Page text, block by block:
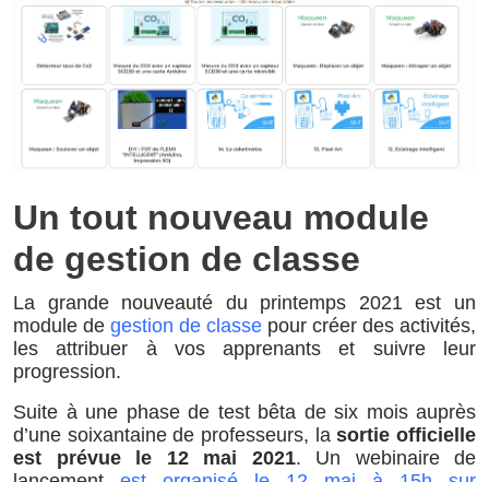
Un tout nouveau module
de gestion de classe
La grande nouveauté du printemps 2021 est un
module de gestion de classe pour créer des activités,
les attribuer à vos apprenants et suivre leur
progression.
Suite à une phase de test bêta de six mois auprès
d’une soixantaine de professeurs, lasortie officielle
est prévue le 12 mai 2021. Un webinaire de